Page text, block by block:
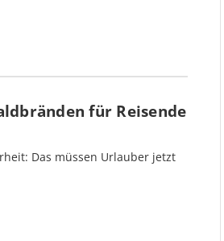
für Reisende
Das müssen Urlauber jetzt